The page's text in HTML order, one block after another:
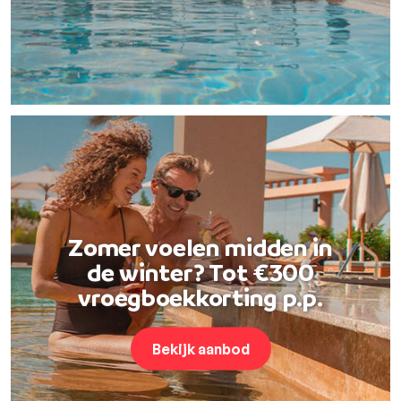
Zomer voelen midden in
de winter? Tot €300
vroegboekkorting p.p.
Bekijk aanbod